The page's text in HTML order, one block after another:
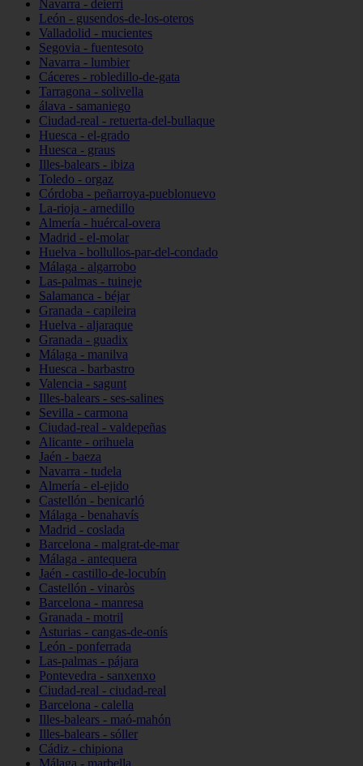
Navarra - deierri
León - gusendos-de-los-oteros
Valladolid - mucientes
Segovia - fuentesoto
Navarra - lumbier
Cáceres - robledillo-de-gata
Tarragona - solivella
álava - samaniego
Ciudad-real - retuerta-del-bullaque
Huesca - el-grado
Huesca - graus
Illes-balears - ibiza
Toledo - orgaz
Córdoba - peñarroya-pueblonuevo
La-rioja - arnedillo
Almería - huércal-overa
Madrid - el-molar
Huelva - bollullos-par-del-condado
Málaga - algarrobo
Las-palmas - tuineje
Salamanca - béjar
Granada - capileira
Huelva - aljaraque
Granada - guadix
Málaga - manilva
Huesca - barbastro
Valencia - sagunt
Illes-balears - ses-salines
Sevilla - carmona
Ciudad-real - valdepeñas
Alicante - orihuela
Jaén - baeza
Navarra - tudela
Almería - el-ejido
Castellón - benicarló
Málaga - benahavís
Madrid - coslada
Barcelona - malgrat-de-mar
Málaga - antequera
Jaén - castillo-de-locubín
Castellón - vinaròs
Barcelona - manresa
Granada - motril
Asturias - cangas-de-onís
León - ponferrada
Las-palmas - pájara
Pontevedra - sanxenxo
Ciudad-real - ciudad-real
Barcelona - calella
Illes-balears - maó-mahón
Illes-balears - sóller
Cádiz - chipiona
Málaga - marbella